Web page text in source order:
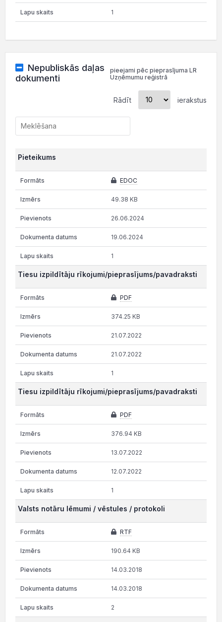
1
Nepubliskās daļas
dokumenti
pieejami pēc pieprasījuma LR
Uzņēmumu reģistrā
Rādīt ierakstus
Pieteikums
EDOC
49.38 KB
26.06.2024
19.06.2024
1
Tiesu izpildītāju rīkojumi/pieprasījums/pavadraksti
PDF
374.25 KB
21.07.2022
21.07.2022
1
Tiesu izpildītāju rīkojumi/pieprasījums/pavadraksti
PDF
376.94 KB
13.07.2022
12.07.2022
1
Valsts notāru lēmumi / vēstules / protokoli
RTF
190.64 KB
14.03.2018
14.03.2018
2